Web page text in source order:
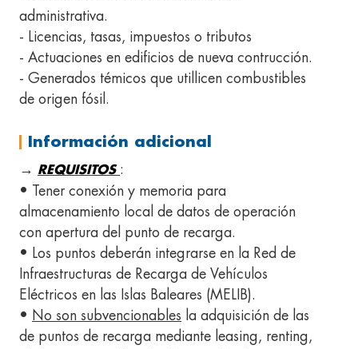
administrativa.
- Licencias, tasas, impuestos o tributos
- Actuaciones en edificios de nueva contrucción.
- Generados témicos que utillicen combustibles
de origen fósil.
Información adicional
→ REQUISITOS :
• Tener conexión y memoria para
almacenamiento local de datos de operación
con apertura del punto de recarga.
• Los puntos deberán integrarse en la Red de
Infraestructuras de Recarga de Vehículos
Eléctricos en las Islas Baleares (MELIB).
• No son subvencionables la adquisición de las
de puntos de recarga mediante leasing, renting,